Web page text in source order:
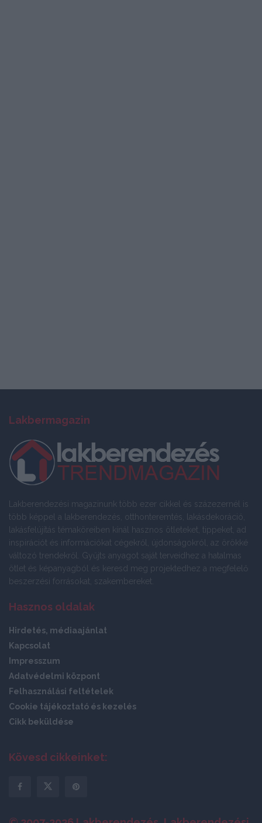
Lakbermagazin
Lakberendezési magazinunk több ezer cikkel és százezernél is
több képpel a lakberendezés, otthonteremtés, lakásdekoráció,
lakásfelújítás témaköreiben kínál hasznos ötleteket, tippeket, ad
inspirációt és információkat cégekről, újdonságokról, az örökké
változó trendekről. Gyűjts anyagot saját terveidhez a hatalmas
ötlet és képanyagból és keresd meg projektedhez a megfelelő
beszerzési forrásokat, szakembereket.
Hasznos oldalak
Hirdetés, médiaajánlat
Kapcsolat
Impresszum
Adatvédelmi központ
Felhasználási feltételek
Cookie tájékoztató és kezelés
Cikk beküldése
Kövesd cikkeinket: